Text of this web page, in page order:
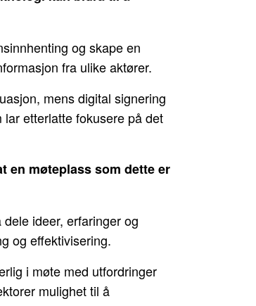
og skape en
fra ulike aktører.
mens digital signering
etterlatte fokusere på det
en møteplass som dette er
ideer, erfaringer og
og effektivisering.
i møte med utfordringer
mulighet til å